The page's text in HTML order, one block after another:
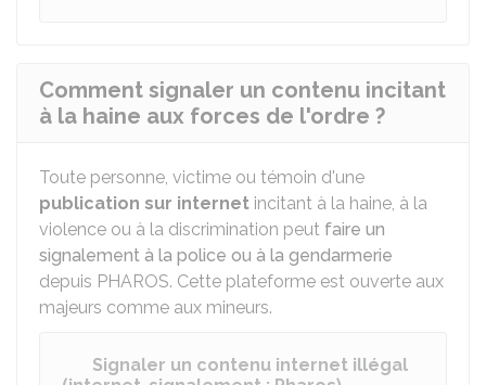
Comment signaler un contenu incitant
à la haine aux forces de l'ordre ?
Toute personne, victime ou témoin d'une
publication sur internet incitant à la haine, à la
violence ou à la discrimination peut faire un
signalement à la police ou à la gendarmerie
depuis PHAROS. Cette plateforme est ouverte aux
majeurs comme aux mineurs.
Signaler un contenu internet illégal